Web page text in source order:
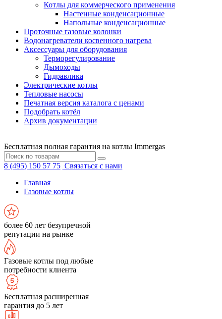
Котлы для коммерческого применения
Настенные конденсационные
Напольные конденсационные
Проточные газовые колонки
Водонагреватели косвенного нагрева
Аксессуары для оборудования
Терморегулирование
Дымоходы
Гидравлика
Электрические котлы
Тепловые насосы
Печатная версия каталога с ценами
Подобрать котёл
Архив документации
Бесплатная полная гарантия на котлы Immergas
8 (495) 150 57 75 Связаться с нами
Главная
Газовые котлы
более 60 лет безупречной
репутации на рынке
Газовые котлы под любые
потребности клиента
Бесплатная расширенная
гарантия до 5 лет